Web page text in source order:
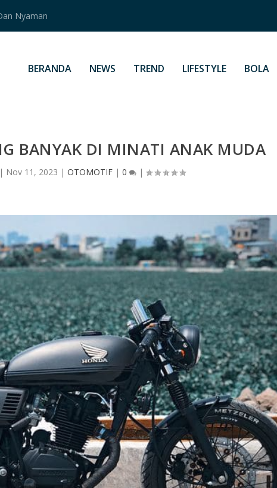
Nyaman
BERANDA NEWS TREND LIFESTYLE BOLA
BANYAK DI MINATI ANAK MUDA
| Nov 11, 2023 |OTOMOTIF |0 |